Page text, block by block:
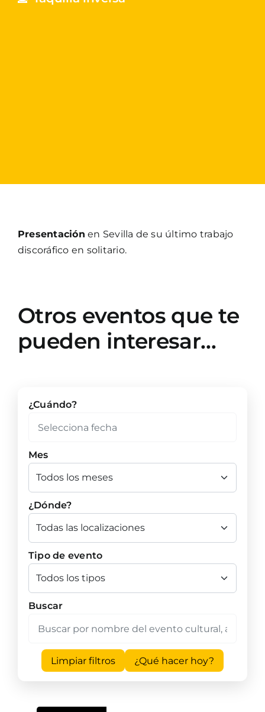
Presentación en Sevilla de su último trabajo
discoráfico en solitario.
Otros eventos que te
pueden interesar…
¿Cuándo?
Mes
¿Dónde?
Tipo de evento
Buscar
Limpiar filtros ¿Qué hacer hoy?